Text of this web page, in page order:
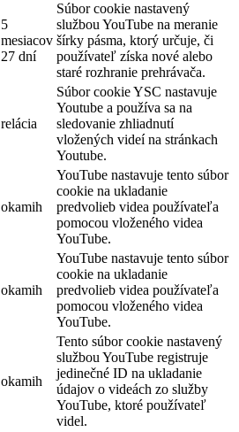
5
mesiacov
27 dní
Súbor cookie nastavený
službou YouTube na meranie
šírky pásma, ktorý určuje, či
používateľ získa nové alebo
staré rozhranie prehrávača.
relácia
Súbor cookie YSC nastavuje
Youtube a používa sa na
sledovanie zhliadnutí
vložených videí na stránkach
Youtube.
okamih
YouTube nastavuje tento súbor
cookie na ukladanie
predvolieb videa používateľa
pomocou vloženého videa
YouTube.
okamih
YouTube nastavuje tento súbor
cookie na ukladanie
predvolieb videa používateľa
pomocou vloženého videa
YouTube.
okamih
Tento súbor cookie nastavený
službou YouTube registruje
jedinečné ID na ukladanie
údajov o videách zo služby
YouTube, ktoré používateľ
videl.